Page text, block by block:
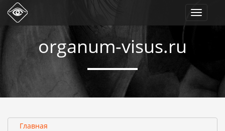
organum-visus.ru
Toggle
Главная